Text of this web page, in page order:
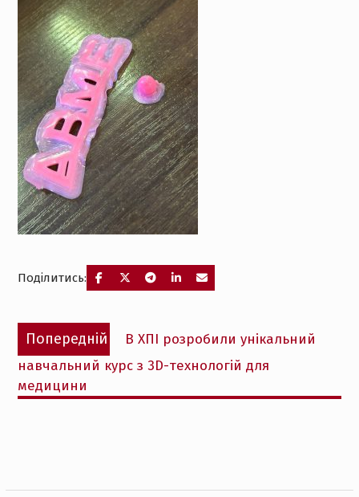
Поділитись:
Навігація
записів
Попередній
Попередній
запис:
В ХПІ розробили унікальний
навчальний курс з 3D-технологій для
медицини